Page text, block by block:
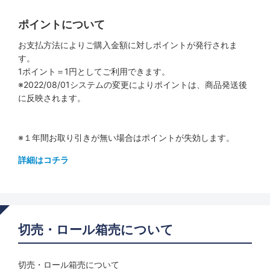
ポイントについて
お支払方法によりご購入金額に対しポイントが発行されま
す。
1ポイント＝1円としてご利用できます。
※2022/08/01システムの変更によりポイントは、商品発送後
に反映されます。
※１年間お取り引きが無い場合はポイントが失効します。
詳細はコチラ
切売・ロール箱売について
切売・ロール箱売について